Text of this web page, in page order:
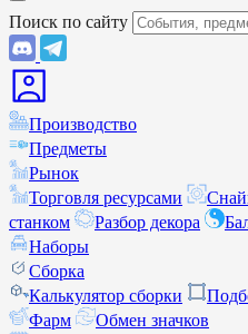
Поиск по сайту
Производство
Предметы
Рынок
Торговля ресурсами
станком
Разбор декора
Наборы
Сборка
Калькулятор сборки
Фарм
Обмен значков